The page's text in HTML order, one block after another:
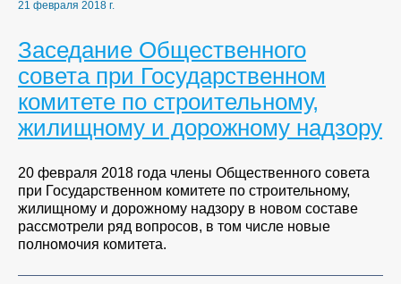
21 февраля 2018 г.
Заседание Общественного
совета при Государственном
комитете по строительному,
жилищному и дорожному надзору
20 февраля 2018 года члены Общественного совета
при Государственном комитете по строительному,
жилищному и дорожному надзору в новом составе
рассмотрели ряд вопросов, в том числе новые
полномочия комитета.